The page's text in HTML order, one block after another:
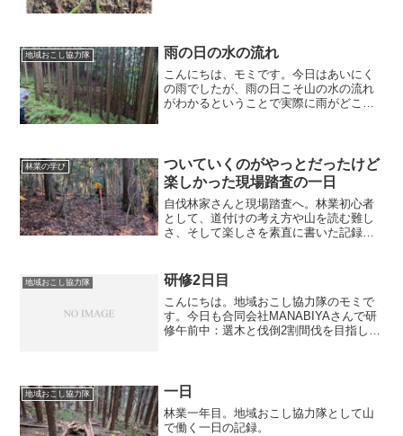
習の日々そんな中...
地域おこし協力隊 雨の日の水の流れ
こんにちは、モミです。今日はあいにく
の雨でしたが、雨の日こそ山の水の流れ
がわかるということで実際に雨がどこを
を変えるために水切り溝を...
林業の学び
ついていくのがやっとだったけど
楽しかった現場踏査の一日
自伐林家さんと現場踏査へ。林業初心者
として、道付けの考え方や山を読む難し
さ、そして楽しさを素直に書いた記録で
地域おこし協力隊 研修2日目
こんにちは。地域おこし協力隊のモミで
す。今日も合同会社MANABIYAさんで研
修午前中：選木と伐倒2割間伐を目指した
が悪い『前後２本...
地域おこし協力隊 一日
林業一年目。地域おこし協力隊として山
で働く一日の記録。